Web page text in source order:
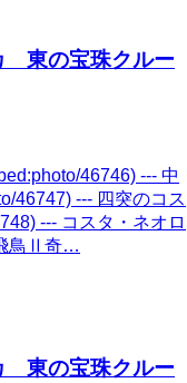
東の宝珠クルー
46746) --- 中
46747) --- 四突のコス
--- コスタ・ネオロ
鳥Ⅱ奇…
東の宝珠クルー